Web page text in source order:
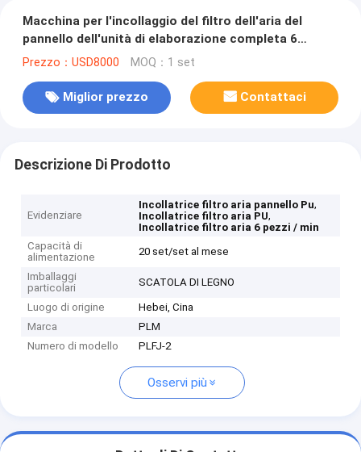
Macchina per l'incollaggio del filtro dell'aria del
pannello dell'unità di elaborazione completa 6
pezzi/min PLFJ-2
Prezzo：USD8000 MOQ：1 set
Miglior prezzo Contattaci
Descrizione Di Prodotto
Evidenziare
Incollatrice filtro aria pannello Pu,
Incollatrice filtro aria PU,
Incollatrice filtro aria 6 pezzi / min
Capacità di
alimentazione
20 set/set al mese
Imballaggi
particolari
SCATOLA DI LEGNO
Luogo di origine
Hebei, Cina
Marca
PLM
Numero di modello
PLFJ-2
Osservi più